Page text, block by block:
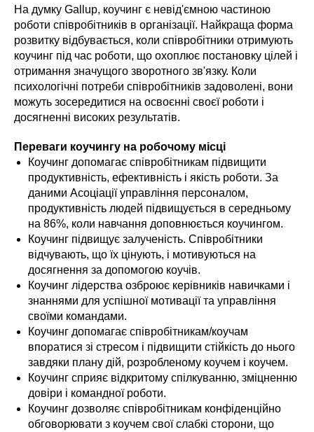
На думку Gallup, коучинг є невід'ємною частиною
роботи співробітників в організації. Найкраща форма
розвитку відбувається, коли співробітники отримують
коучинг під час роботи, що охоплює постановку цілей і
отримання значущого зворотного зв'язку. Коли
психологічні потреби співробітників задоволені, вони
можуть зосередитися на освоєнні своєї роботи і
досягненні високих результатів.
Переваги коучингу на робочому місці
Коучинг допомагає співробітникам підвищити
продуктивність, ефективність і якість роботи. За
даними Асоціації управління персоналом,
продуктивність людей підвищується в середньому
на 86%, коли навчання доповнюється коучингом.
Коучинг підвищує залученість. Співробітники
відчувають, що їх цінують, і мотивуються на
досягнення за допомогою коучів.
Коучинг лідерства озброює керівників навичками і
знаннями для успішної мотивації та управління
своїми командами.
Коучинг допомагає співробітникам/коучам
впоратися зі стресом і підвищити стійкість до нього
завдяки плану дій, розробленому коучем і коучем.
Коучинг сприяє відкритому спілкуванню, зміцненню
довіри і командної роботи.
Коучинг дозволяє співробітникам конфіденційно
обговорювати з коучем свої слабкі сторони, що